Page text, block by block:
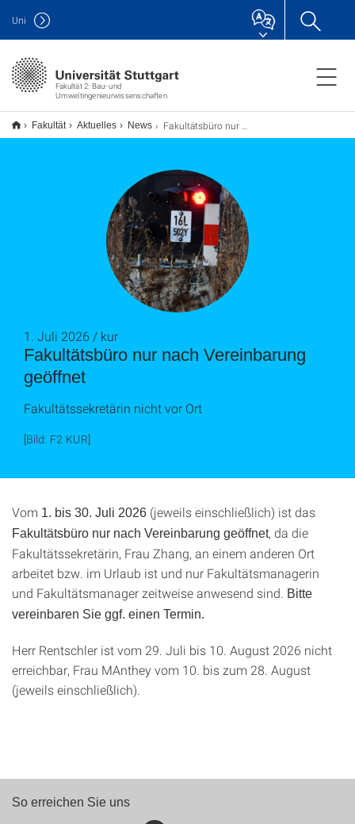
Fakultät 2: Bau- und
Umweltingenieurwissenschaften
Uni
Fakultät Aktuelles News Fakultätsbüro nur nach Vereinbarung geöffnet
Fakultätsbüro nur nach Vereinbarung
geöffnet
1. Juli 2026 / kur
Fakultätssekretärin nicht vor Ort
[Bild: F2 KUR]
Vom 1. bis 30. Juli 2026 (jeweils einschließlich) ist das
Fakultätsbüro nur nach Vereinbarung geöffnet, da die
Fakultätssekretärin, Frau Zhang, an einem anderen Ort
arbeitet bzw. im Urlaub ist und nur Fakultätsmanagerin
und Fakultätsmanager zeitweise anwesend sind.
Bitte
vereinbaren Sie ggf. einen Termin.
Herr Rentschler ist vom 29. Juli bis 10. August 2026 nicht
erreichbar, Frau MAnthey vom 10. bis zum 28. August
(jeweils einschließlich).
So erreichen Sie uns